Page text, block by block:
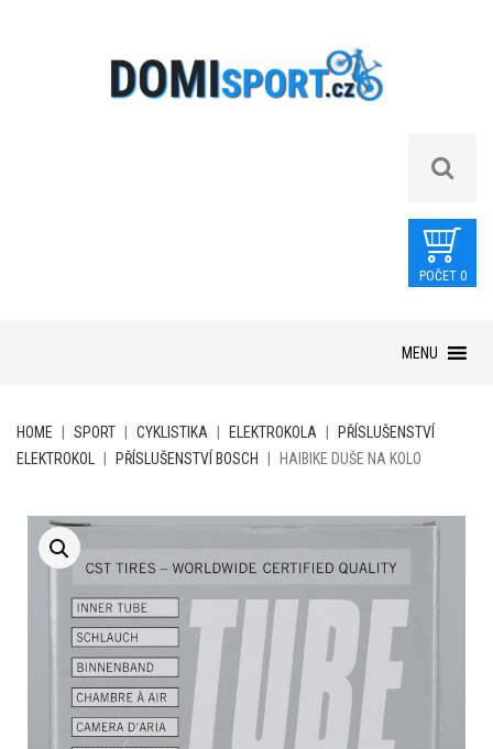
POČET 0
MENU
HOME SPORT CYKLISTIKA ELEKTROKOLA
PŘÍSLUŠENSTVÍ
ELEKTROKOL
PŘÍSLUŠENSTVÍ BOSCH HAIBIKE DUŠE NA KOLO